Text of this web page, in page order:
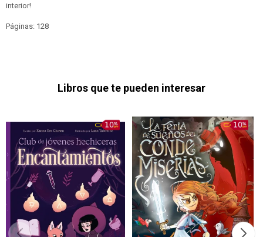
interior!
Páginas: 128
Libros que te pueden interesar